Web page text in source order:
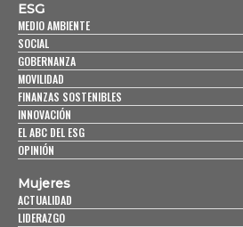
ESG
MEDIO AMBIENTE
SOCIAL
GOBERNANZA
MOVILIDAD
FINANZAS SOSTENIBLES
INNOVACIÓN
EL ABC DEL ESG
OPINIÓN
Mujeres
ACTUALIDAD
LIDERAZGO